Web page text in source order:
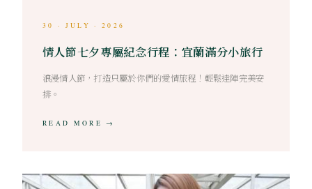
30 · JULY · 2026
情人節七夕專屬紀念行程：宜蘭滿分小旅行
浪漫情人節，打造只屬於你們的愛情旅程！輕鬆達陣完美安
排。
READ MORE →